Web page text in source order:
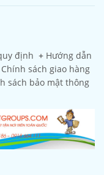
định + Hướng dẫn
Chính sách giao hàng
sách bảo mật thông